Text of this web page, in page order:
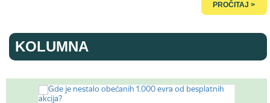
PROČITAJ >
KOLUMNA